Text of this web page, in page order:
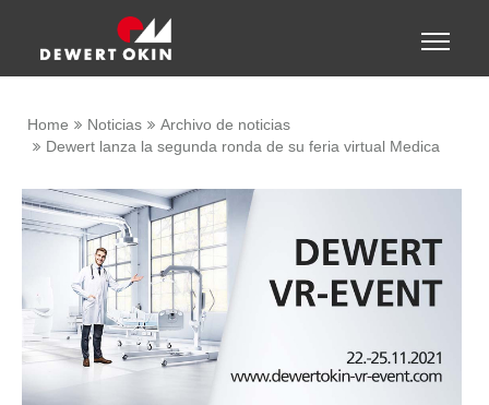
Toggle
Home Noticias
Archivo de noticias
Dewert lanza la segunda ronda de su feria virtual Medica